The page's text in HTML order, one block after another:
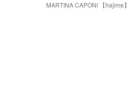
MARTINA CAPONI 【hajime】